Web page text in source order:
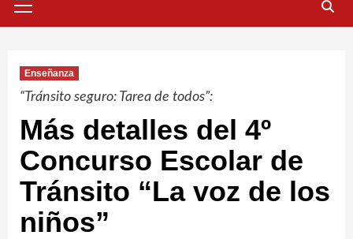
primario
Enseñanza
“Tránsito seguro: Tarea de todos”:
Más detalles del 4º
Concurso Escolar de
Tránsito “La voz de los
niños”